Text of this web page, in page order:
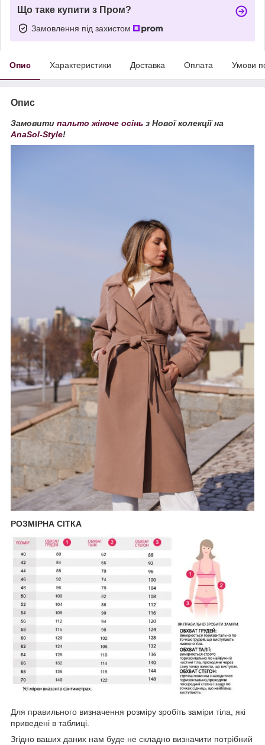
Що таке купити з Пром?
Замовлення під захистом
Опис Характеристики Доставка Оплата Умови
Опис
Замовити пальто жіноче осінь з Нової колекції на
AnaSol-Style!
РОЗМІРНА СІТКА
Для правильного визначення розміру зробіть заміри тіла, які
приведені в таблиці.
Згідно ваших даних нам буде не складно визначити потрібний